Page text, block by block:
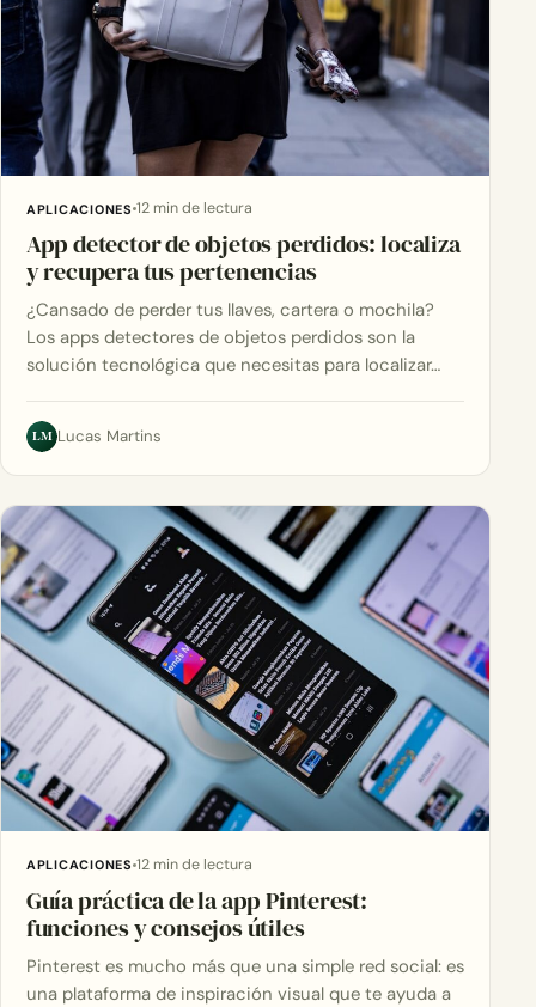
APLICACIONES 12 min de lectura
App detector de objetos perdidos: localiza
y recupera tus pertenencias
¿Cansado de perder tus llaves, cartera o mochila?
Los apps detectores de objetos perdidos son la
solución tecnológica que necesitas para localizar…
LM Lucas Martins
APLICACIONES 12 min de lectura
Guía práctica de la app Pinterest:
funciones y consejos útiles
Pinterest es mucho más que una simple red social: es
una plataforma de inspiración visual que te ayuda a